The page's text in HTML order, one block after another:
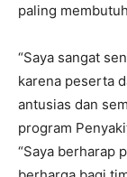
paling
“Saya sangat
karena peserta
antusias dan
program
“Saya berharap